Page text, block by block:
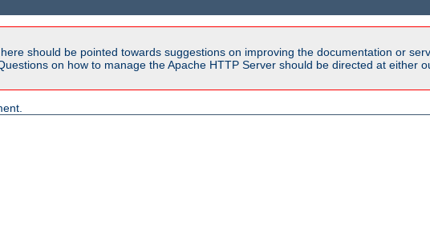
should be pointed towards suggestions on improving the documentation or
on how to manage the Apache HTTP Server should be directed at either